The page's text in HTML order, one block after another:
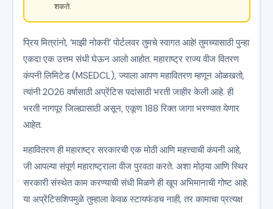
शकते.
प्रिय मित्रांनो, ‘माझी नोकरी’ पोर्टलवर तुमचे स्वागत आहे! तुमच्यासाठी पुन्हा
एकदा एक उत्तम संधी घेऊन आलो आहोत. महाराष्ट्र राज्य वीज वितरण
कंपनी लिमिटेड (MSEDCL), ज्याला आपण महावितरण म्हणून ओळखतो,
त्यांनी 2026 वर्षासाठी अप्रेंटिस पदांसाठी भरती जाहीर केली आहे. ही
भरती नागपूर जिल्ह्यासाठी असून, एकूण 188 रिक्त जागा भरण्यात येणार
आहेत.
महावितरण ही महाराष्ट्र सरकारची एक मोठी आणि महत्त्वाची कंपनी आहे,
जी आपल्या संपूर्ण महाराष्ट्राला वीज पुरवठा करते. अशा मोठ्या आणि स्थिर
सरकारी संस्थेत काम करण्याची संधी मिळणे ही खूप अभिमानाची गोष्ट आहे.
या अप्रेंटिसशिपमुळे तुम्हाला केवळ स्टायफंडच नाही, तर कामाचा प्रत्यक्ष